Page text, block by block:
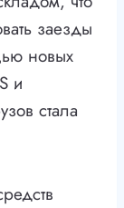
заезды
новых
и
стала